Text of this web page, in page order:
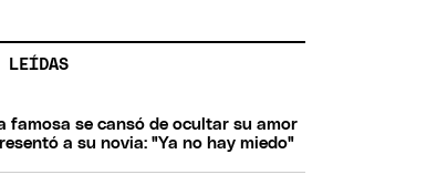
LEÍDAS
famosa se cansó de ocultar su amor
a su novia: "Ya no hay miedo"